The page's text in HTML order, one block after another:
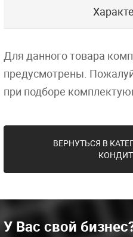
Для данного товара
предусмотрены.
при подборе
ВЕРНУТЬСЯ В
У Вас свой